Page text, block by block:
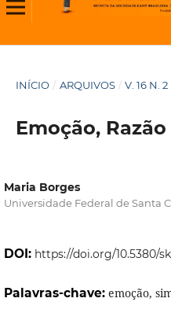
INÍCIO / ARQUIVOS / V. 16 N. 2
Emoção,
Maria Borges
Universidade Federal de Santa
DOI: https://doi.org/10.5380/
Palavras-chave: emoção,